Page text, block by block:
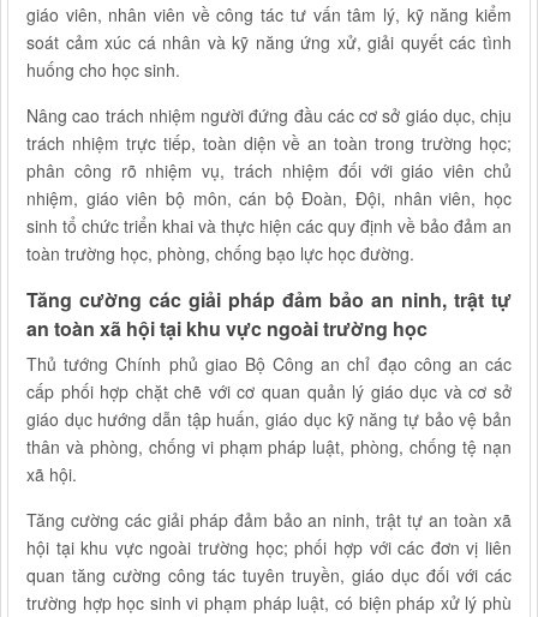
giáo viên, nhân viên về công tác tư vấn tâm lý, kỹ năng kiểm
soát cảm xúc cá nhân và kỹ năng ứng xử, giải quyết các tình
huống cho học sinh.
Nâng cao trách nhiệm người đứng đầu các cơ sở giáo dục, chịu
trách nhiệm trực tiếp, toàn diện về an toàn trong trường học;
phân công rõ nhiệm vụ, trách nhiệm đối với giáo viên chủ
nhiệm, giáo viên bộ môn, cán bộ Đoàn, Đội, nhân viên, học
sinh tổ chức triển khai và thực hiện các quy định về bảo đảm an
toàn trường học, phòng, chống bạo lực học đường.
Tăng cường các giải pháp đảm bảo an ninh, trật tự
an toàn xã hội tại khu vực ngoài trường học
Thủ tướng Chính phủ giao Bộ Công an chỉ đạo công an các
cấp phối hợp chặt chẽ với cơ quan quản lý giáo dục và cơ sở
giáo dục hướng dẫn tập huấn, giáo dục kỹ năng tự bảo vệ bản
thân và phòng, chống vi phạm pháp luật, phòng, chống tệ nạn
xã hội.
Tăng cường các giải pháp đảm bảo an ninh, trật tự an toàn xã
hội tại khu vực ngoài trường học; phối hợp với các đơn vị liên
quan tăng cường công tác tuyên truyền, giáo dục đối với các
trường hợp học sinh vi phạm pháp luật, có biện pháp xử lý phù